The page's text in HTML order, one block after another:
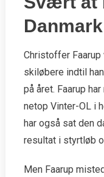
Danmark
Christoffer
skiløbere indtil
på året. Faarup
netop Vinter-OL i
har også sat den
resultat i styrtløb
Men Faarup